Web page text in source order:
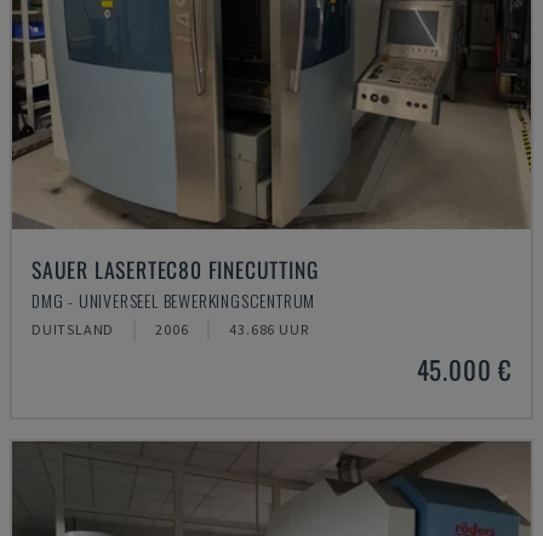
SAUER LASERTEC80 FINECUTTING
DMG - UNIVERSEEL BEWERKINGSCENTRUM
DUITSLAND 2006 43.686 UUR
45.000 €